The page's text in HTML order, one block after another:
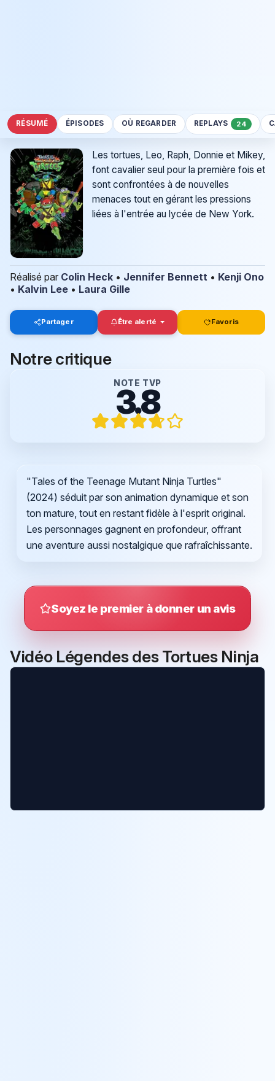
RÉSUMÉ ÉPISODES OÙ REGARDER REPLAYS 24
Les tortues, Leo, Raph, Donnie et Mikey,
font cavalier seul pour la première fois et
sont confrontées à de nouvelles
menaces tout en gérant les pressions
liées à l'entrée au lycée de New York.
Réalisé par Colin Heck • Jennifer Bennett • Kenji Ono
• Kalvin Lee • Laura Gille
Partager Être alerté Favoris
Notre critique
NOTE TVP
3.8
"Tales of the Teenage Mutant Ninja Turtles"
(2024) séduit par son animation dynamique et son
ton mature, tout en restant fidèle à l'esprit original.
Les personnages gagnent en profondeur, offrant
une aventure aussi nostalgique que rafraîchissante.
Soyez le premier à donner un avis
Vidéo Légendes des Tortues Ninja